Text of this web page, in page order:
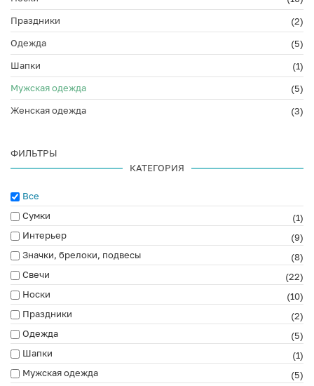
Праздники
(2)
Одежда
(5)
Шапки
(1)
Мужская одежда
(5)
Женская одежда
(3)
ФИЛЬТРЫ
КАТЕГОРИЯ
Все
Сумки
(1)
Интерьер
(9)
Значки, брелоки, подвесы
(8)
Свечи
(22)
Носки
(10)
Праздники
(2)
Одежда
(5)
Шапки
(1)
Мужская одежда
(5)